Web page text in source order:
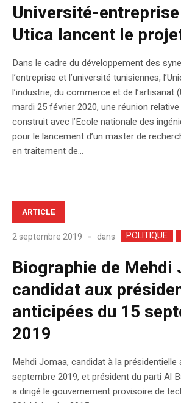
Université-entreprise
Utica lancent le
Dans le cadre du développement des
l’entreprise et l’université tunisiennes,
l’industrie, du commerce et de l’artisanat
mardi 25 février 2020, une réunion
construit avec l’Ecole nationale des
pour le lancement d’un master de
en traitement de...
ARTICLE
2 septembre 2019 dans POLITIQUE
Biographie de Mehdi
candidat aux
anticipées du 15
2019
Mehdi Jomaa, candidat à la présidentielle
septembre 2019, et président du parti Al
a dirigé le gouvernement provisoire de